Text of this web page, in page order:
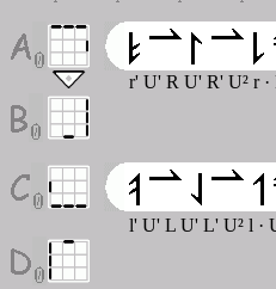
r' U' R U' R' U² r
l' U' L U' L' U² l ·